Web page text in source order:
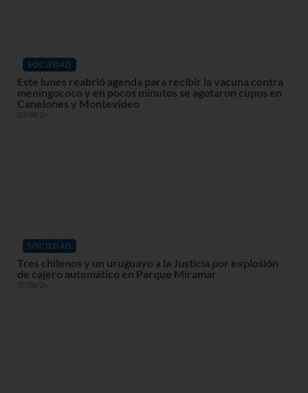
SOCIEDAD
Este lunes reabrió agenda para recibir la vacuna contra
meningococo y en pocos minutos se agotaron cupos en
Canelones y Montevideo
03/08/26
SOCIEDAD
Tres chilenos y un uruguayo a la Justicia por explosión
de cajero automático en Parque Miramar
07/08/26